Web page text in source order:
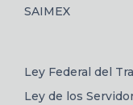
SAIMEX
Ley Federal del
Ley de los